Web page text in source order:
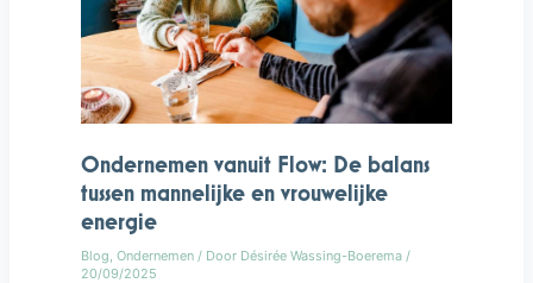
Ondernemen vanuit Flow: De balans
tussen mannelijke en vrouwelijke
energie
Blog Ondernemen/ Door Désirée Wassing-Boerema /
20/09/2025